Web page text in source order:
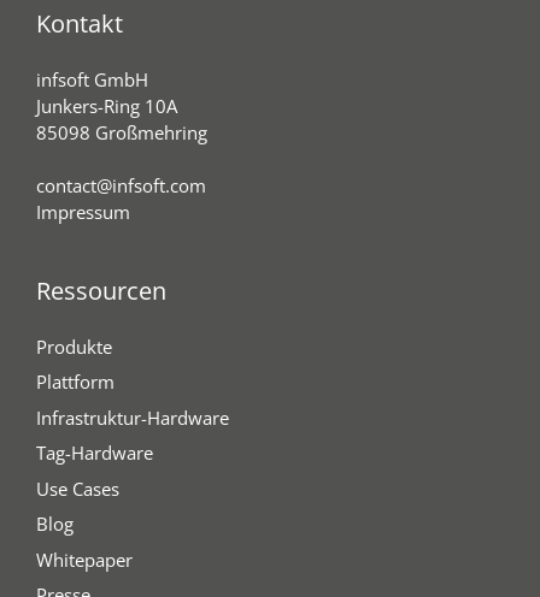
Kontakt
infsoft GmbH
Junkers-Ring 10A
85098 Großmehring
contact@infsoft.com
Impressum
Ressourcen
Produkte
Plattform
Infrastruktur-Hardware
Tag-Hardware
Use Cases
Blog
Whitepaper